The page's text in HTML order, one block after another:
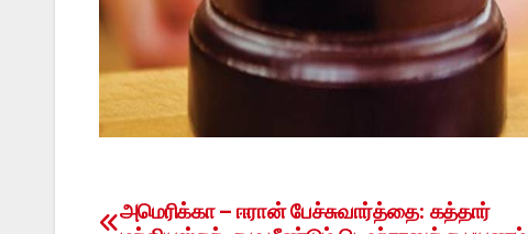
Post
அமெரிக்கா – ஈரான் பேச்சுவார்த்தை: கத்தார்